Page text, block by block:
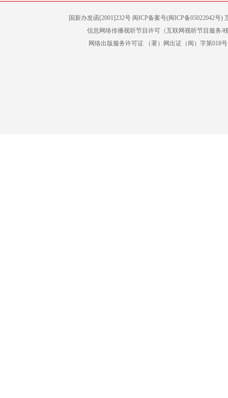
国新办发函[2001]232号 闽ICP备案号(闽ICP备05022042号
信息网络传播视听节目许可（互联网视听节目服务/
网络出版服务许可证 （署）网出证（闽）字第018